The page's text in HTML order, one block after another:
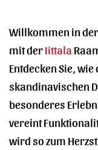
Willkommen in
mit derIittala
Entdecken Sie,
skandinavischen
besonderes
vereint
wird so zum